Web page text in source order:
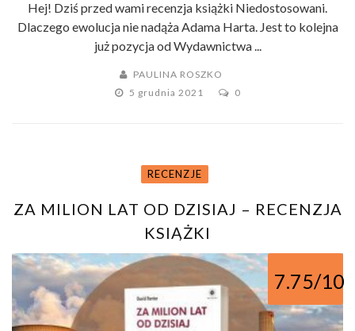
Hej! Dziś przed wami recenzja książki Niedostosowani.
Dlaczego ewolucja nie nadąża Adama Harta. Jest to kolejna
już pozycja od Wydawnictwa ...
PAULINA ROSZKO
5 grudnia 2021
0
RECENZJE
ZA MILION LAT OD DZISIAJ – RECENZJA
KSIĄŻKI
7.75/10